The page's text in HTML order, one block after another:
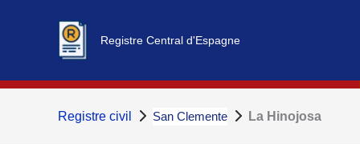
Registre Central d'Espagne
Registre civil San Clemente La Hinojosa